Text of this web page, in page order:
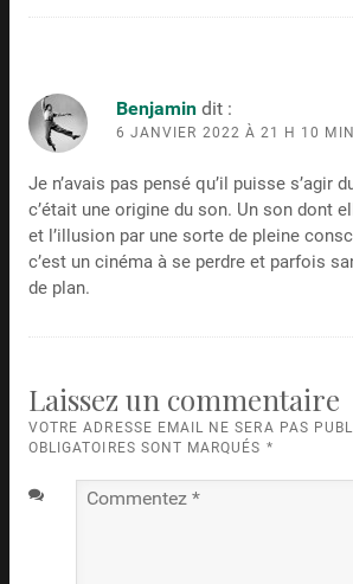
Benjamin dit :
6 JANVIER 2022 À 21 H 10 MIN
Je n’avais pas pensé qu’il puisse s’agir
c’était une origine du son. Un son dont
et l’illusion par une sorte de pleine
c’est un cinéma à se perdre et parfois
de plan.
Laissez un commentaire
VOTRE ADRESSE EMAIL NE SERA PAS
OBLIGATOIRES SONT MARQUÉS *
Commentez